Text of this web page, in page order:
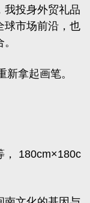
我投身外贸礼品
球市场前沿，也
拿起画笔。
， 180cm×180c